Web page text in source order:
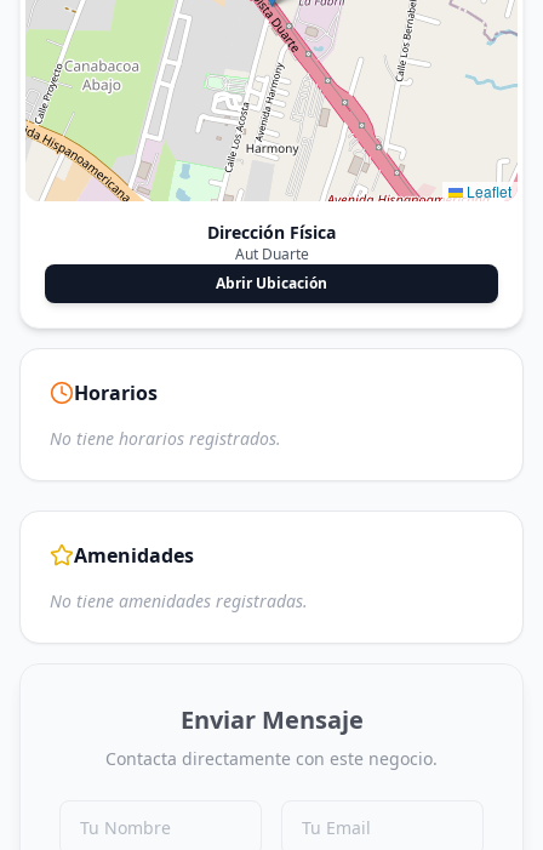
Leaflet
Dirección Física
Aut Duarte
Abrir Ubicación
Horarios
No tiene horarios registrados.
Amenidades
No tiene amenidades registradas.
Enviar Mensaje
Contacta directamente con este negocio.